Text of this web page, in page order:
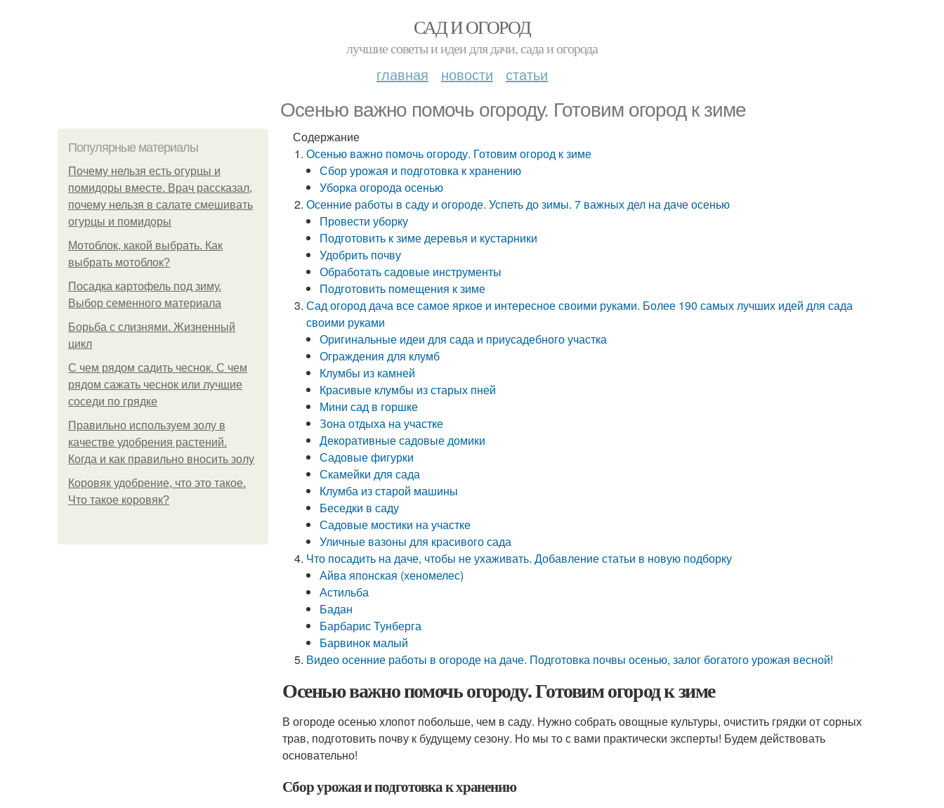
САД И ОГОРОД
лучшие советы и идеи для дачи, сада и огорода
главная новости статьи
Осенью важно помочь огороду. Готовим огород к зиме
Популярные материалы
Почему нельзя есть огурцы и
помидоры вместе. Врач рассказал,
почему нельзя в салате смешивать
огурцы и помидоры
Мотоблок, какой выбрать. Как
выбрать мотоблок?
Посадка картофель под зиму.
Выбор семенного материала
Борьба с слизнями. Жизненный
цикл
С чем рядом садить чеснок. С чем
рядом сажать чеснок или лучшие
соседи по грядке
Правильно используем золу в
качестве удобрения растений.
Когда и как правильно вносить золу
Коровяк удобрение, что это такое.
Что такое коровяк?
Содержание
Осенью важно помочь огороду. Готовим огород к зиме
Сбор урожая и подготовка к хранению
Уборка огорода осенью
Осенние работы в саду и огороде. Успеть до зимы. 7 важных дел на даче осенью
Провести уборку
Подготовить к зиме деревья и кустарники
Удобрить почву
Обработать садовые инструменты
Подготовить помещения к зиме
Сад огород дача все самое яркое и интересное своими руками. Более 190 самых лучших идей для сада
своими руками
Оригинальные идеи для сада и приусадебного участка
Ограждения для клумб
Клумбы из камней
Красивые клумбы из старых пней
Мини сад в горшке
Зона отдыха на участке
Декоративные садовые домики
Садовые фигурки
Скамейки для сада
Клумба из старой машины
Беседки в саду
Садовые мостики на участке
Уличные вазоны для красивого сада
Что посадить на даче, чтобы не ухаживать. Добавление статьи в новую подборку
Айва японская (хеномелес)
Астильба
Бадан
Барбарис Тунберга
Барвинок малый
Видео осенние работы в огороде на даче. Подготовка почвы осенью, залог богатого урожая весной!
Осенью важно помочь огороду. Готовим огород к зиме
В огороде осенью хлопот побольше, чем в саду. Нужно собрать овощные культуры, очистить грядки от сорных
трав, подготовить почву к будущему сезону. Но мы то с вами практически эксперты! Будем действовать
основательно!
Сбор урожая и подготовка к хранению